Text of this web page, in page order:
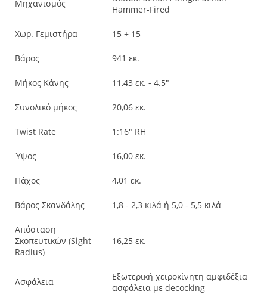
Μηχανισμός
Hammer-Fired
Χωρ. Γεμιστήρα 15 + 15
Βάρος 941 εκ.
Μήκος Κάνης 11,43 εκ. - 4.5"
Συνολικό μήκος 20,06 εκ.
Twist Rate 1:16" RH
Ύψος 16,00 εκ.
Πάχος 4,01 εκ.
Βάρος Σκανδάλης 1,8 - 2,3 κιλά ή 5,0 - 5,5 κιλά
Απόσταση
Σκοπευτικών (Sight
Radius)
16,25 εκ.
Ασφάλεια
Εξωτερική χειροκίνητη αμφιδέξια
ασφάλεια με decocking